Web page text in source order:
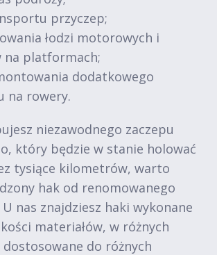
przyczep;
łodzi motorowych i
na platformach;
dodatkowego
na rowery.
niezawodnego zaczepu
który będzie w stanie holować
tysiące kilometrów, warto
hak od renomowanego
nas znajdziesz haki wykonane
materiałów, w różnych
do różnych